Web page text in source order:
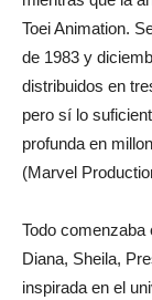
Toei Animation.
de 1983 y
distribuidos en
pero sí lo
profunda en
(Marvel
Todo comenzaba
Diana, Sheila,
inspirada en el